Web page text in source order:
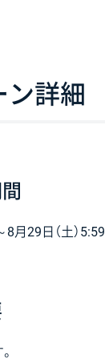
ン詳細
8月29日（土）5:59